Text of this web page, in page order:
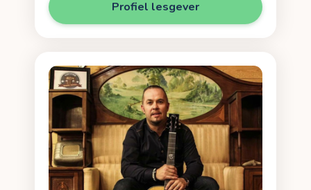
Profiel lesgever